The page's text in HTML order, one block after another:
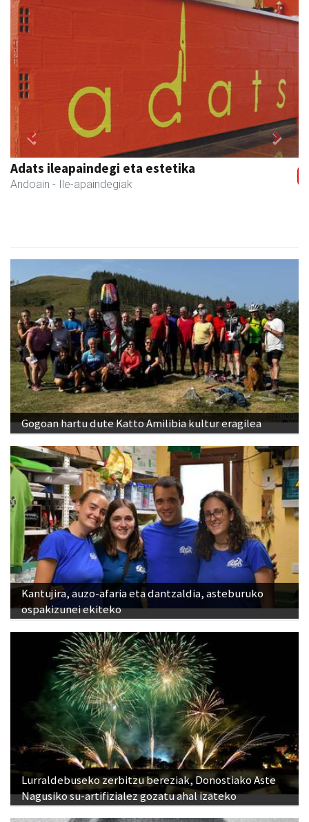
Adats ileapaindegi eta estetika
Andoain - Ile-apaindegiak
Previous Next
Gogoan hartu dute Katto Amilibia kultur eragilea
Kantujira, auzo-afaria eta dantzaldia, asteburuko
ospakizunei ekiteko
Lurraldebuseko zerbitzu bereziak, Donostiako Aste
Nagusiko su-artifizialez gozatu ahal izateko